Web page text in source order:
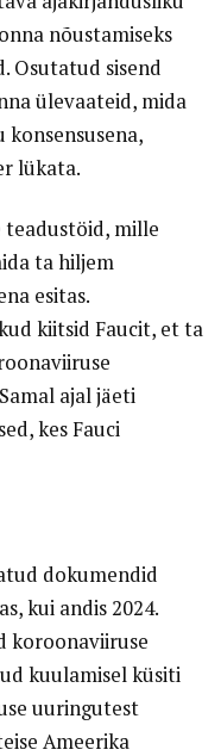
nõustamiseks
Osutatud sisend
ülevaateid, mida
lükata.
teadustöid, mille
ta hiljem
esitas.
kiitsid Faucit, et ta
ajal jäeti
kes Fauci
dokumendid
kui andis 2024.
koroonaviiruse
kuulamisel küsiti
uuringutest
Ameerika